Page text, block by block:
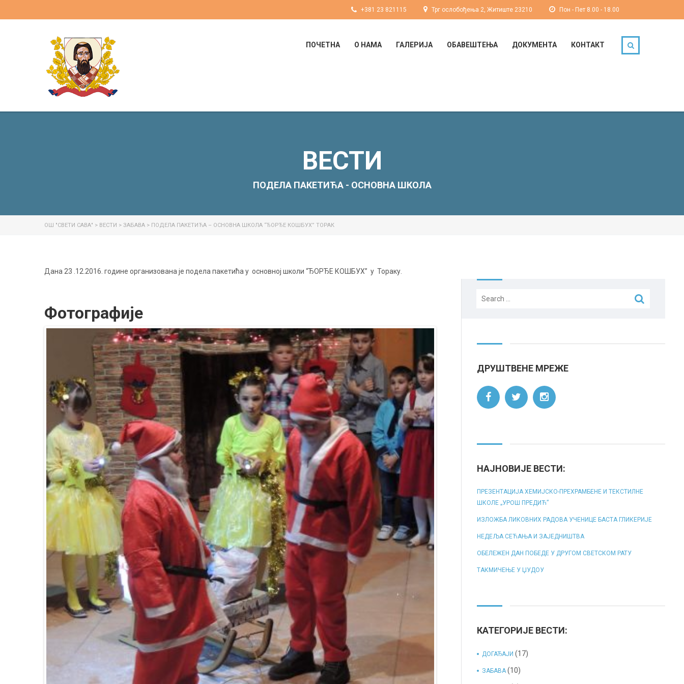
Пон - Пет 8.00 - 18.00
Трг ослобођења 2, Житиште 23210
+381 23 821115
ПОЧЕТНА О НАМА ГАЛЕРИЈА ОБАВЕШТЕЊА ДОКУМЕНТА КОНТАКТ
ВЕСТИ
ПОДЕЛА ПАКЕТИЋА - ОСНОВНА ШКОЛА
ОШ "СВЕТИ САВА" > ВЕСТИ > ЗАБАВА > ПОДЕЛА ПАКЕТИЋА – ОСНОВНА ШКОЛА “ЂОРЂЕ КОШБУХ” ТОРАК
Дана 23 .12.2016. године организована је подела пакетића у основној школи “ЂОРЂЕ КОШБУХ” у Тораку.
Фотографије
Search
ДРУШТВЕНЕ МРЕЖЕ
НАЈНОВИЈЕ ВЕСТИ:
ПРЕЗЕНТАЦИЈА ХЕМИЈСКО-ПРЕХРАМБЕНЕ И ТЕКСТИЛНЕ
ШКОЛЕ „УРОШ ПРЕДИЋ”
ИЗЛОЖБА ЛИКОВНИХ РАДОВА УЧЕНИЦЕ БАСТА ГЛИКЕРИЈЕ
НЕДЕЉА СЕЋАЊА И ЗАЈЕДНИШТВА
ОБЕЛЕЖЕН ДАН ПОБЕДЕ У ДРУГОМ СВЕТСКОМ РАТУ
ТАКМИЧЕЊЕ У ЏУДОУ
КАТЕГОРИЈЕ ВЕСТИ:
ДОГАЂАЈИ (17)
ЗАБАВА (10)